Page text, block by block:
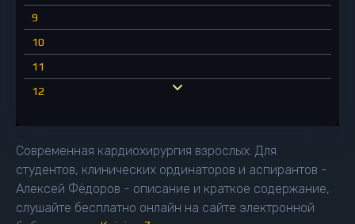
9
10
11
12
15
16
17
Современная кардиохирургия взрослых. Для
студентов, клинических ординаторов и аспирантов -
Алексей Фёдоров - описание и краткое содержание,
слушайте бесплатно онлайн на сайте электронной